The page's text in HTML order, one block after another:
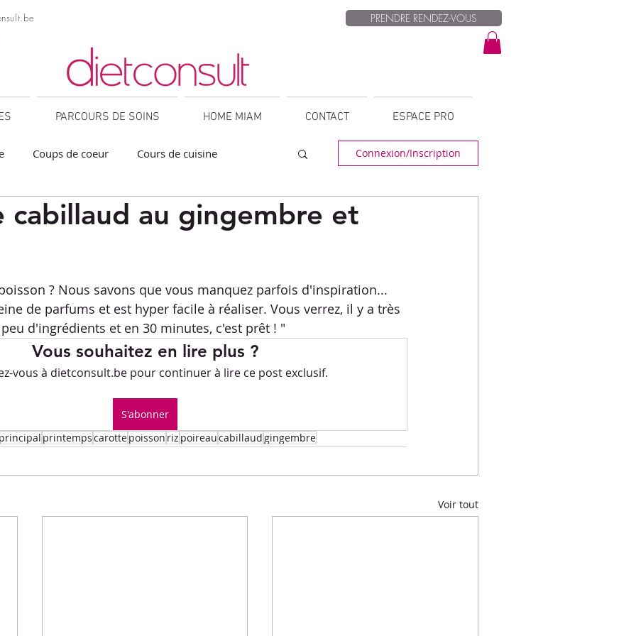
PRENDRE RENDEZ-VOUS
PARCOURS DE SOINS HOME MIAM CONTACT ESPACE PRO
Coups de coeur Cours de cuisine
Collations Desserts Entrées
Petits-déjeuners Recettes de fêtes
Repas principaux Soupe Veggie
culinaires Divers
Connexion/Inscription
cabillaud au gingembre et
5.
? Nous savons que vous manquez parfois d'inspiration...
de parfums et est hyper facile à réaliser. Vous verrez, il y a très
peu d'ingrédients et en 30 minutes, c'est prêt ! "
Vous souhaitez en lire plus ?
vous à dietconsult.be pour continuer à lire ce post exclusif.
S'abonner
printempscarottepoisson riz poireaucabillaud gingembre
Voir tout